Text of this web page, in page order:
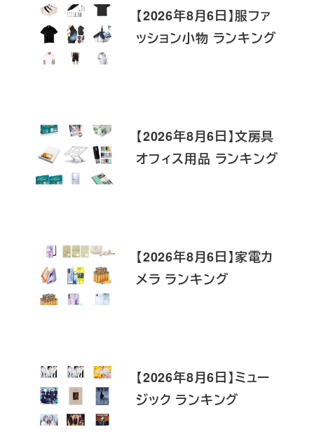
【2026年8月6日】服ファ
ッション小物 ランキング
【2026年8月6日】文房具
オフィス用品 ランキング
【2026年8月6日】家電カ
メラ ランキング
【2026年8月6日】ミュー
ジック ランキング